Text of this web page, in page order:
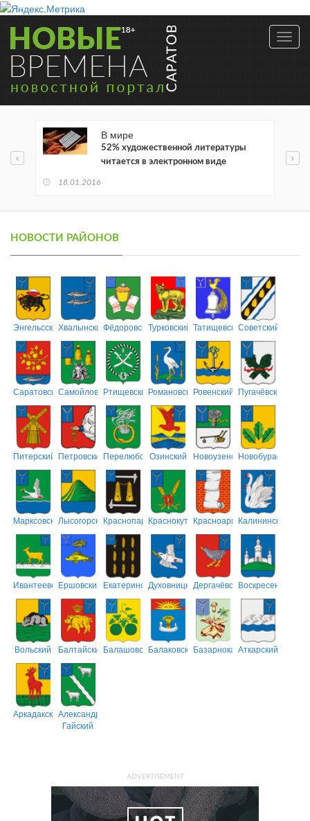
В мире
52% художественной литературы
читается в электронном виде
18.01.2016
НОВОСТИ РАЙОНОВ
ЭнгельсскийХвалынскийФёдоровскийТурковский ТатищевскийСоветский
СаратовскийСамойловскийРтищевскийРомановскийРовенский Пугачёвский
Питерский ПетровскийПерелюбскийОзинский НовоузенскийНовобурасский
МарксовскийЛысогорскийКраснопартизанский
КраснокутскийКрасноармейский
Калининский
ИвантеевскийЕршовский ЕкатериновскийДуховницкийДергачёвскийВоскресенский
Вольский БалтайскийБалашовскийБалаковскийБазарнокарабулакский
Аткарский
АркадакскийАлександрово-
Гайский
ADVERTISEMENT